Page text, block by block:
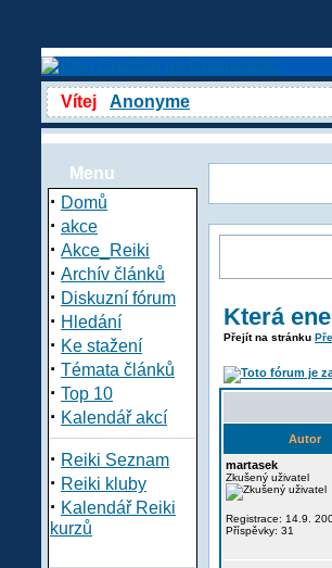
Vítej Anonyme
Menu
· Domů
· akce
· Akce_Reiki
· Archív článků
· Diskuzní fórum
· Hledání
· Ke stažení
· Témata článků
· Top 10
· Kalendář akcí
· Reiki Seznam
· Reiki kluby
· Kalendář Reiki
kurzů
Která
Přejít na stránku
Autor
martasek
Zkušený uživatel
Registrace: 14.9.
Příspěvky: 31